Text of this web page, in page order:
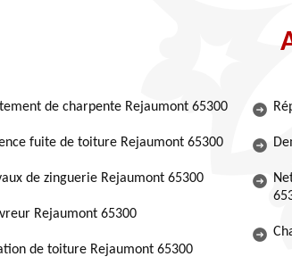
de charpente Rejaumont 65300
fuite de toiture Rejaumont 65300
de zinguerie Rejaumont 65300
Rejaumont 65300
de toiture Rejaumont 65300